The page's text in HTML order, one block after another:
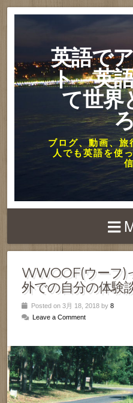
英語で
ト 英語
て世界
ブログ、動画、
人でも英語を使
WWOOF(ウーフ)
外での自分の体験
Posted on 3月 18, 2018 by 8
Leave a Comment